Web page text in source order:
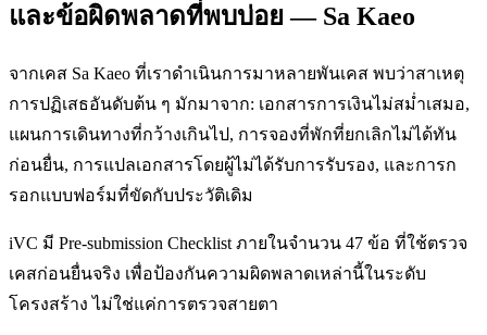
และข้อผิดพลาดที่พบบ่อย — Sa Kaeo
จากเคส Sa Kaeo ที่เราดำเนินการมาหลายพันเคส พบว่าสาเหตุ
การปฏิเสธอันดับต้น ๆ มักมาจาก: เอกสารการเงินไม่สม่ำเสมอ,
แผนการเดินทางที่กว้างเกินไป, การจองที่พักที่ยกเลิกไม่ได้ทัน
ก่อนยื่น, การแปลเอกสารโดยผู้ไม่ได้รับการรับรอง, และการก
รอกแบบฟอร์มที่ขัดกับประวัติเดิม
iVC มี Pre-submission Checklist ภายในจำนวน 47 ข้อ ที่ใช้ตรวจ
เคสก่อนยื่นจริง เพื่อป้องกันความผิดพลาดเหล่านี้ในระดับ
โครงสร้าง ไม่ใช่แค่การตรวจสายตา